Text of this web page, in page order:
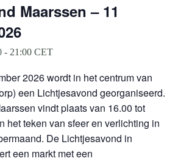
Maarssen – 11
- 21:00 CET
2026 wordt in het centrum van
een Lichtjesavond georganiseerd.
vindt plaats van 16.00 tot
het teken van sfeer en verlichting in
De Lichtjesavond in
een markt met een